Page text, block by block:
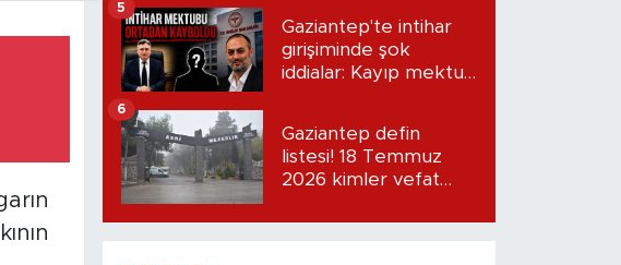
Gaziantep'te intihar
girişiminde şok
iddialar: Kayıp mektup
5
Gaziantep defin
listesi! 18 Temmuz
2026 kimler vefat
6